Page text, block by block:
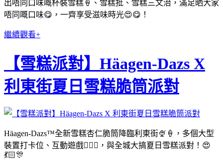
出唔同口味嘅杯裝雪糕🍦、雪糕批、雪糕三文治，滿足晒大家
唔同嘅口味😋，一齊享受滋味時光😍😋！
繼續觀看+
【雪糕派對】Häagen-Dazs X
利東街夏日雪糕脆筒派對
Häagen-Dazs™全新雪糕杏仁脆筒降臨利東街🍨🍦 ，多個大型
裝置打卡位、互動遊戲🤹🏻‍♀️ ，與全城大搞夏日雪糕派對！ 😍
💃🏻🎊